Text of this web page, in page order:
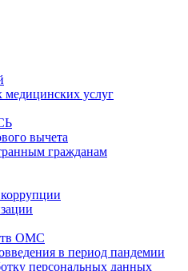
медицинских услуг
вычета
гражданам
ОМС
в период пандемии
персональных данных